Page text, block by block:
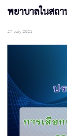
พยาบาลในสถ
27 July 2021